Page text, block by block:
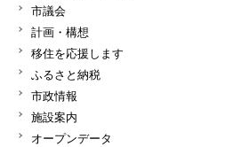
市議会
計画・構想
移住を応援します
ふるさと納税
市政情報
施設案内
オープンデータ